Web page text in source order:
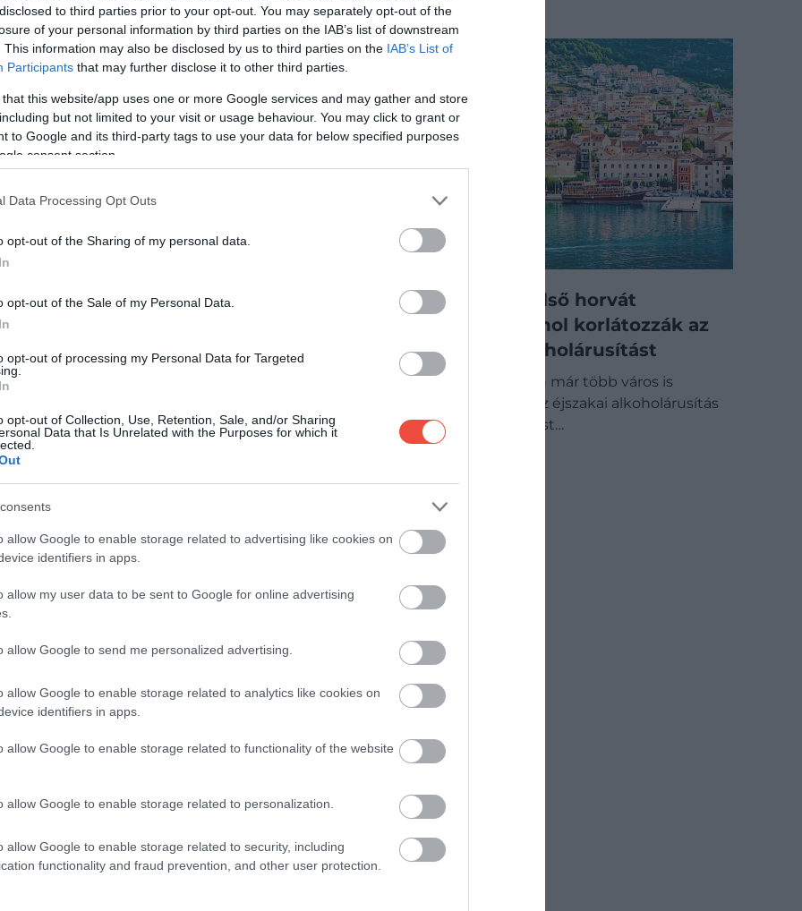
to third parties prior to your opt-out. You may separately opt-out of the
of your personal information by third parties on the IAB’s list of downstream
This information may also be disclosed by us to third parties on the IAB’s List of
Participants that may further disclose it to other third parties.
that this website/app uses one or more Google services and may gather and store
but not limited to your visit or usage behaviour. You may click to grant or
to Google and its third-party tags to use your data for below specified purposes
consent section.
Data Processing Opt Outs
opt-out of the Sharing of my personal data.
opt-out of the Sale of my Personal Data.
opt-out of processing my Personal Data for Targeted
opt-out of Collection, Use, Retention, Sale, and/or Sharing
Data that Is Unrelated with the Purposes for which it
allow Google to enable storage related to advertising like cookies on
identifiers in apps.
allow my user data to be sent to Google for online advertising
allow Google to send me personalized advertising.
allow Google to enable storage related to analytics like cookies on
identifiers in apps.
allow Google to enable storage related to functionality of the website
allow Google to enable storage related to personalization.
allow Google to enable storage related to security, including
functionality and fraud prevention, and other user protection.
a legkeskenyebb pontján csupán 250 méter
a mi válogatásunkban is bérelt helye kell, hogy
menedékházzal. Az emberi tevékenység miatt
van.
mára alig több mint kéttucatnyi maradt fenn
az öt legidősebb a Sogne-fjord vonzáskörzetében
amit a kelet-közép-európai szem megszokott –
kicsiny farmján, a helyi viszonyoknak megfelelően
az utazót a lábai és a hasa mellett a természetes
is beiktatunk a programba. A központhoz, ahol
az ország más részén) fogyasztottunk el.
után elegünk van a vízszintesből, térjünk át a
Megvan az első horvát
üdülőhely, ahol korlátozzák az
éjszakai alkoholárusítást
Horvátországban már több város is
fontolóra vette az éjszakai alkoholárusítás
korlátozását, most…